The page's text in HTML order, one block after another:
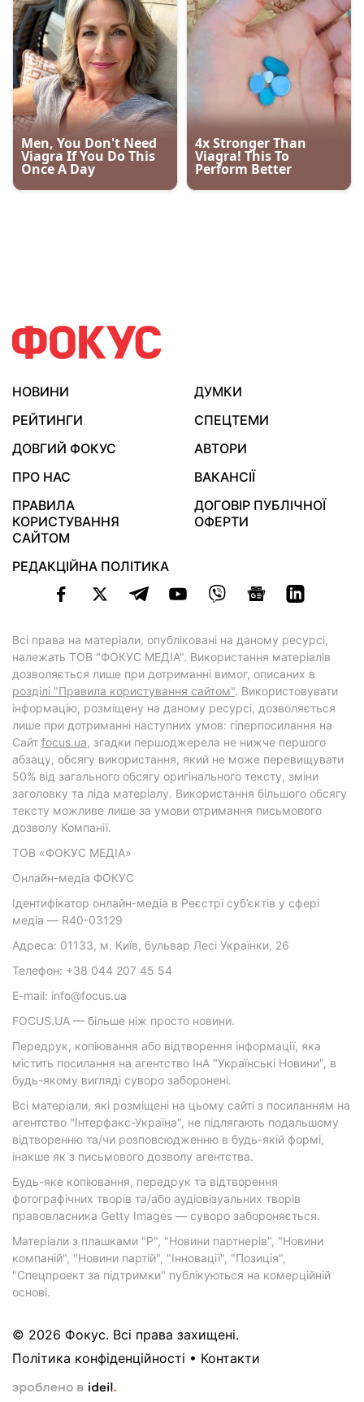
НОВИНИ
ДУМКИ
РЕЙТИНГИ
СПЕЦТЕМИ
ДОВГИЙ ФОКУС
АВТОРИ
ПРО НАС
ВАКАНСІЇ
ПРАВИЛА
КОРИСТУВАННЯ
САЙТОМ
ДОГОВІР ПУБЛІЧНОЇ
ОФЕРТИ
РЕДАКЦІЙНА ПОЛІТИКА
Всі права на матеріали, опубліковані на даному ресурсі,
належать ТОВ "ФОКУС МЕДІА". Використання матеріалів
дозволяється лише при дотриманні вимог, описаних в
розділі "Правила користування сайтом". Використовувати
інформацію, розміщену на даному ресурсі, дозволяється
лише при дотриманні наступних умов: гіперпосилання на
Cайт focus.ua, згадки першоджерела не нижче першого
абзацу, обсягу використання, який не може перевищувати
50% від загального обсягу оригінального тексту, зміни
заголовку та ліда матеріалу. Використання більшого обсягу
тексту можливе лише за умови отримання письмового
дозволу Компанії.
ТОВ «ФОКУС МЕДІА»
Онлайн-медіа ФОКУС
Ідентифікатор онлайн-медіа в Реєстрі суб’єктів у сфері
медіа — R40-03129
Адреса: 01133, м. Київ, бульвар Лесі Українки, 26
Телефон: +38 044 207 45 54
E-mail: info@focus.ua
FOCUS.UA — більше ніж просто новини.
Передрук, копіювання або відтворення інформації, яка
містить посилання на агентство ІнА "Українські Новини", в
будь-якому вигляді суворо заборонені.
Всі матеріали, які розміщені на цьому сайті з посиланням на
агентство "Інтерфакс-Україна", не підлягають подальшому
відтворенню та/чи розповсюдженню в будь-якій формі,
інакше як з письмового дозволу агентства.
Будь-яке копіювання, передрук та відтворення
фотографічних творів та/або аудіовізуальних творів
правовласника Getty Images — суворо забороняється.
Матеріали з плашками "Р", "Новини партнерів", "Новини
компаній", "Новини партій", "Інновації", "Позиція",
"Спецпроект за підтримки" публікуються на комерційній
основі.
© 2026 Фокус. Всі права захищені.
Політика конфіденційності • Контакти